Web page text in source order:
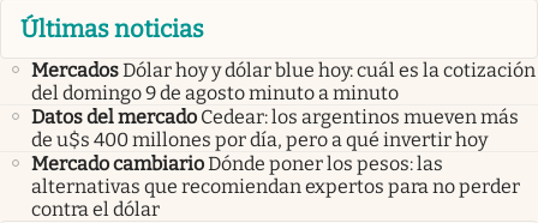
Últimas noticias
MercadosDólar hoy y dólar blue hoy: cuál es la cotización
del domingo 9 de agosto minuto a minuto
Datos del mercado Cedear: los argentinos mueven más
de u$s 400 millones por día, pero a qué invertir hoy
Mercado cambiarioDónde poner los pesos: las
alternativas que recomiendan expertos para no perder
contra el dólar